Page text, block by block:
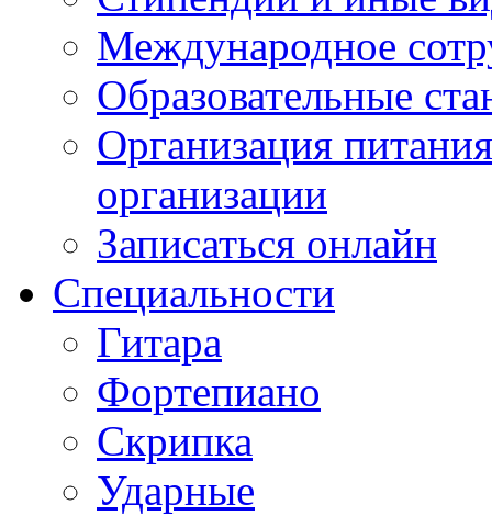
Международное
Образовательные
Организация
организации
Записаться онлайн
Специальности
Гитара
Фортепиано
Скрипка
Ударные